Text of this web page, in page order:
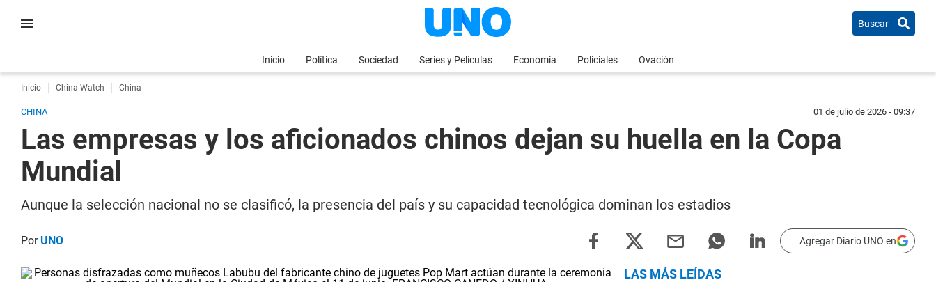
Buscar
Inicio Política Sociedad Series y Películas Economia Policiales Ovación
Inicio China Watch China
CHINA 01 de julio de 2026 - 09:37
Las empresas y los aficionados chinos dejan su huella en la Copa
Mundial
Aunque la selección nacional no se clasificó, la presencia del país y su capacidad tecnológica dominan los estadios
PorUNO Agregar Diario UNO en
LAS MÁS LEÍDAS